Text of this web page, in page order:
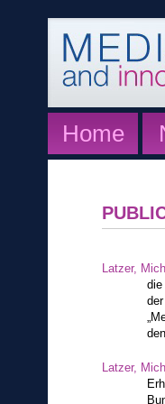
Home
Latzer,
die
Latzer,